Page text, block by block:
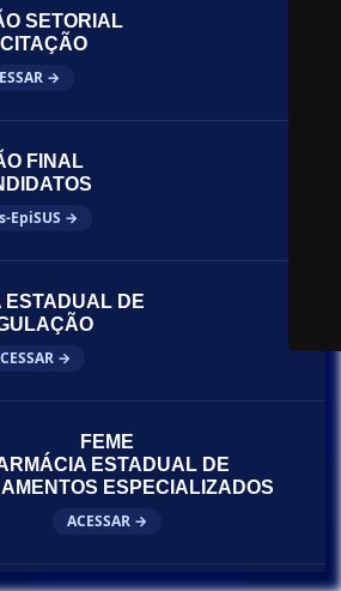
SETORIAL
→
FINAL
EpiSUS →
ESTADUAL DE
→
FEME
ESTADUAL DE
ESPECIALIZADOS
ACESSAR →